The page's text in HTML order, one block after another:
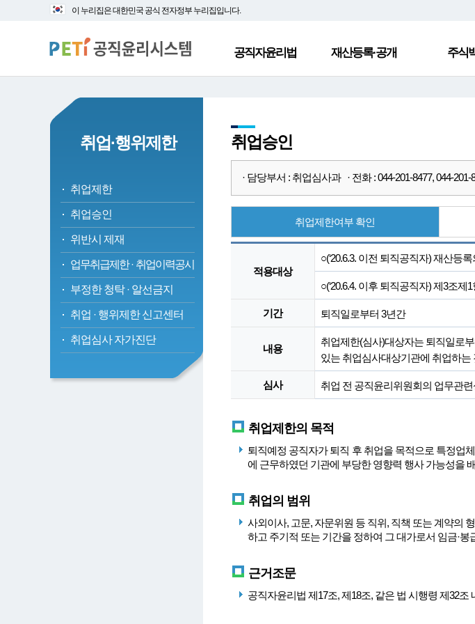
대
바
로
본
로
가
이 누리집은 대한민국 공식 전자정부 누리집입니다.
공직자윤리법 재산등록·공개 주식
취업·행위제한
취업제한
취업승인
위반시 제재
업무취급제한 · 취업이력공시
부정한 청탁 · 알선금지
취업 · 행위제한 신고센터
취업심사 자가진단
취업승인
· 담당부서 : 취업심사과 · 전화 : 044-201-8477, 044-201-
취업제한여부 확인
적용대상
○(‘20.6.3. 이전 퇴직공직자) 재산등
○(‘20.6.4. 이후 퇴직공직자) 제3조
기간 퇴직일로부터 3년간
내용
취업제한(심사)대상자는 퇴직일로
있는 취업심사대상기관에 취업하
심사 취업 전 공직윤리위원회의 업무관
취업제한의 목적
퇴직예정 공직자가 퇴직 후 취업을 목적으로 특정업
에 근무하였던 기관에 부당한 영향력 행사 가능성을
취업의 범위
사외이사, 고문, 자문위원 등 직위, 직책 또는 계약의
하고 주기적 또는 기간을 정하여 그 대가로서 임금·봉
근거조문
공직자윤리법 제17조, 제18조, 같은 법 시행령 제32조